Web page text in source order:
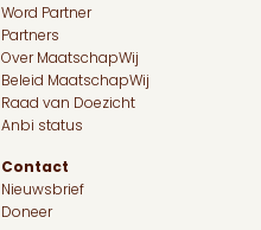
Word Partner
Partners
Over MaatschapWij
Beleid MaatschapWij
Raad van Doezicht
Anbi status
Contact
Nieuwsbrief
Doneer